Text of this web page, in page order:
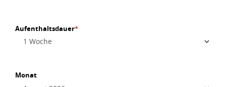
Aufenthaltsdauer*
Monat